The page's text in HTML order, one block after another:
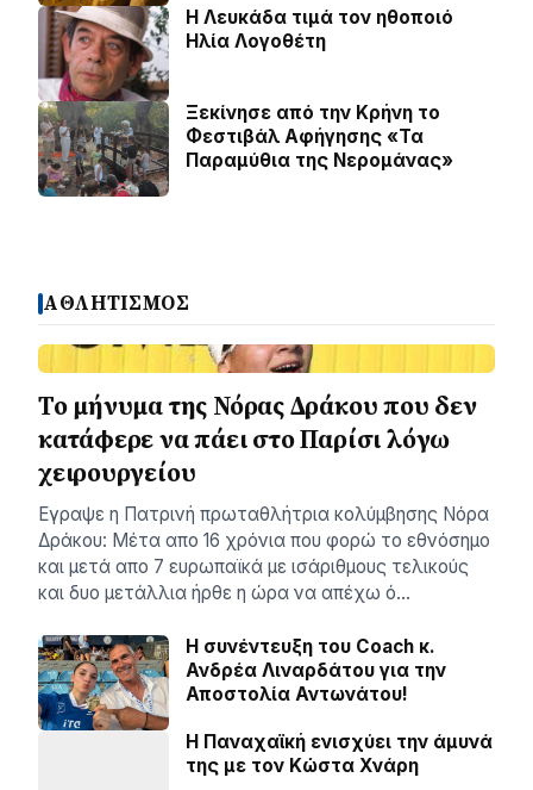
Η Λευκάδα τιμά τον ηθοποιό
Ηλία Λογοθέτη
Ξεκίνησε από την Κρήνη το
Φεστιβάλ Αφήγησης «Τα
Παραμύθια της Νερομάνας»
ΑΘΛΗΤΙΣΜΟΣ
Το μήνυμα της Νόρας Δράκου που δεν
κατάφερε να πάει στο Παρίσι λόγω
χειρουργείου
Εγραψε η Πατρινή πρωταθλήτρια κολύμβησης Νόρα
Δράκου: Μέτα απο 16 χρόνια που φορώ το εθνόσημο
και μετά απο 7 ευρωπαϊκά με ισάριθμους τελικούς
και δυο μετάλλια ήρθε η ώρα να απέχω ό…
H συνέντευξη του Coach κ.
Ανδρέα Λιναρδάτου για την
Αποστολία Αντωνάτου!
Η Παναχαϊκή ενισχύει την άμυνά
της με τον Κώστα Χνάρη